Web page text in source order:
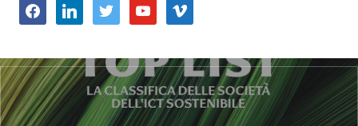
facebooklinkedin twitter youtube vimeo